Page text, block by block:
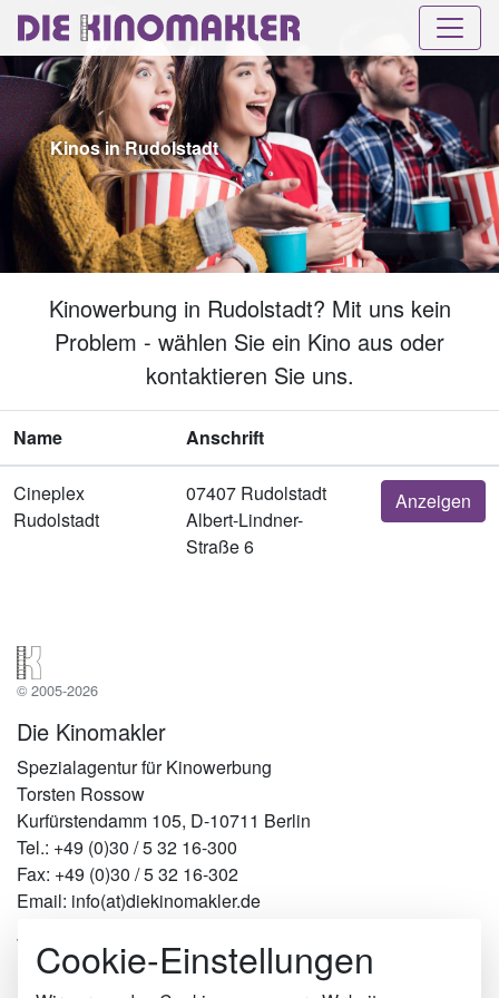
Kinos in Rudolstadt
Kinowerbung in Rudolstadt? Mit uns kein
Problem - wählen Sie ein Kino aus oder
kontaktieren Sie uns.
Name Anschrift
Cineplex
Rudolstadt
07407 Rudolstadt
Albert-Lindner-
Straße 6
Anzeigen
© 2005-2026
Die Kinomakler
Spezialagentur für Kinowerbung
Torsten Rossow
Kurfürstendamm 105, D-10711 Berlin
Tel.: +49 (0)30 / 5 32 16-300
Fax: +49 (0)30 / 5 32 16-302
Email: info(at)diekinomakler.de
Werben in Städten
Berlin
Cookie-Einstellungen